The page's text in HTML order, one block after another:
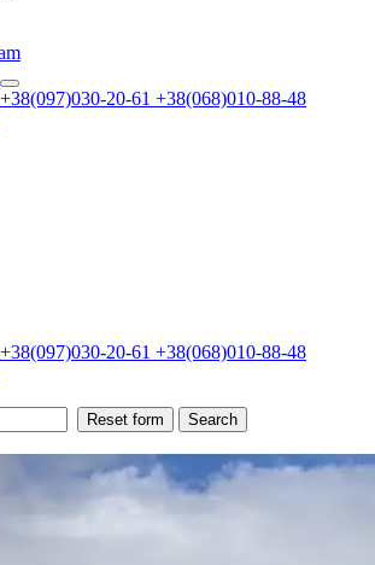
+38(097)030-20-61 +38(068)010-88-48
+38(097)030-20-61 +38(068)010-88-48
Reset form Search